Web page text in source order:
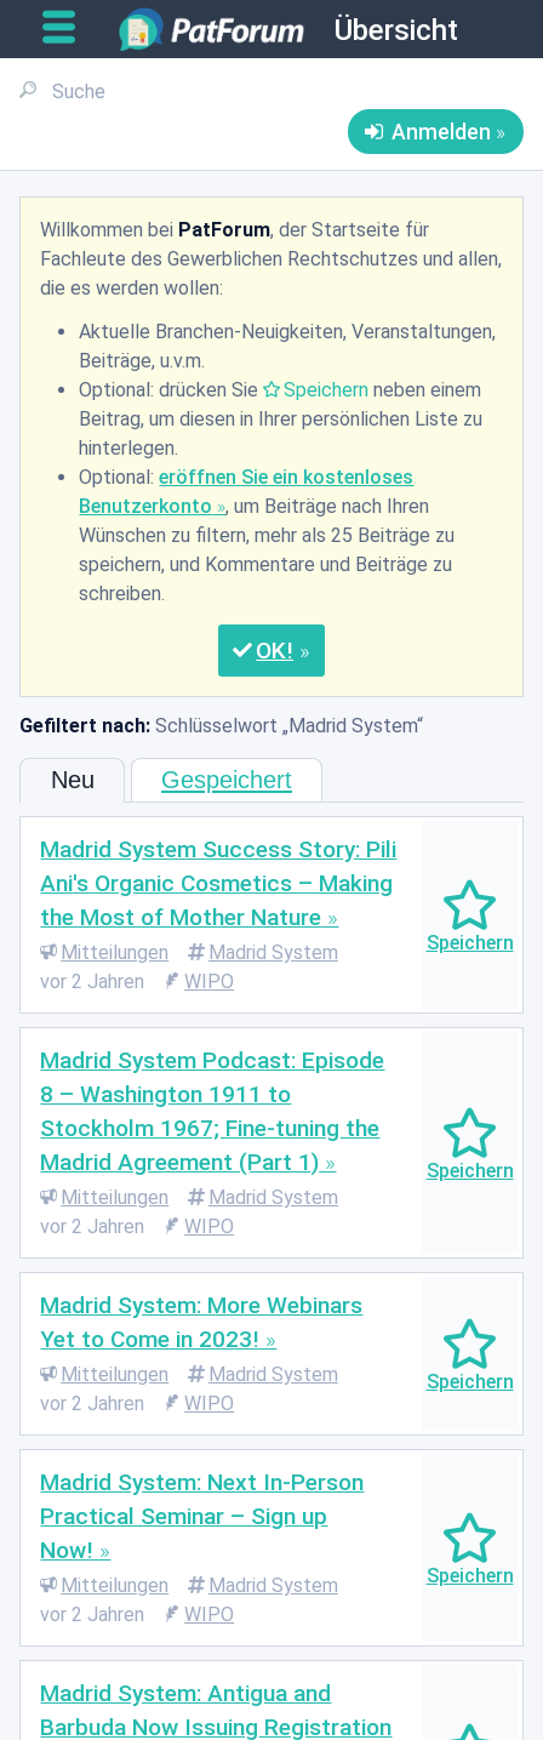
Übersicht
Anmelden
Willkommen bei PatForum, der Startseite für
Fachleute des Gewerblichen Rechtschutzes und allen,
die es werden wollen:
Aktuelle Branchen-Neuigkeiten, Veranstaltungen,
Beiträge, u.v.m.
Optional: drücken Sie
Speichern neben einem
Beitrag, um diesen in Ihrer persönlichen Liste zu
hinterlegen.
Optional:eröffnen Sie ein kostenloses
Benutzerkonto
, um Beiträge nach Ihren
Wünschen zu filtern, mehr als 25 Beiträge zu
speichern, und Kommentare und Beiträge zu
schreiben.
OK
Gefiltert nach: Schlüsselwort Madrid System
Neu Gespeichert
Madrid System Success Story: Pili
Ani's Organic Cosmetics – Making
the Most of Mother Nature
Mitteilungen
Madrid System
vor 2 Jahren
WIPO
Madrid System Podcast: Episode
8 – Washington 1911 to
Stockholm 1967; Fine-tuning the
Madrid Agreement (Part 1)
Mitteilungen
Madrid System
vor 2 Jahren
WIPO
Madrid System: More Webinars
Yet to Come in 2023!
Mitteilungen
Madrid System
vor 2 Jahren
WIPO
Madrid System: Next In-Person
Practical Seminar – Sign up
Now!
Mitteilungen
Madrid System
vor 2 Jahren
WIPO
Madrid System: Antigua and
Barbuda Now Issuing Registration